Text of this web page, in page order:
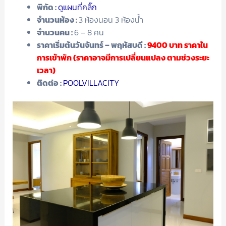
พิกัด :ดูแผนที่คลิ๊ก
จำนวนห้อง :3 ห้องนอน 3 ห้องน้ำ
จำนวนคน :6 – 8 คน
ราคาเริ่มต้นวันจันทร์ – พฤหัสบดี :9400บาท ราคาใน
การเข้าพัก (ราคาอาจมีการเปลี่ยนแปลง ตามช่วงระยะ
เวลา)
ติดต่อ :POOLVILLACITY